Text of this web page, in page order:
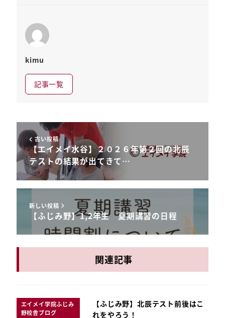
kimu
記事一覧
古い投稿
【エイメイ水谷】２０２６年第２回の北辰
テストの結果が出てきて…
新しい投稿
【ふじみ野】1,2年生 夏期講習の日程
関連記事
エイメイ学院ふじみ
野校舎ブログ
【ふじみ野】北辰テスト前後はこ
れをやろう！